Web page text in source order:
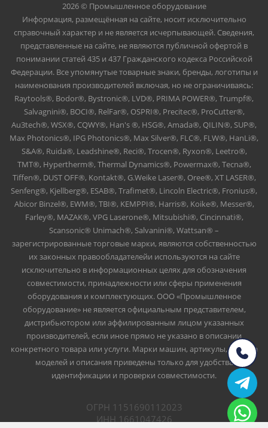
2026 © Промышленное оборудование
Информация, размещённая на сайте, носит исключительно
справочный характер и не является исчерпывающей. Сведения,
представленные на сайте, не являются публичной офертой в
понимании статей 435 и 437 Гражданского кодекса Российской
Федерации. Все упомянутые товарные знаки, бренды, логотипы и
наименования производителей включая, но не ограничиваясь:
Raytools®, Bodor®, Bystronic®, LVD®, PRIMA POWER®, Trumpf®,
Salvagnini®, BOCI®, RelFar®, OSPRI®, Precitec®, ProCutter®,
Au3tech®, WSX®, CQWY®, Han's ®, HSG®, Amada®, QILIN®, SUP®,
Max Photonics®, IPG Photonics®, Max Silver®, FLC®, FLW®, HanLi®,
S&A®, Ruida®, Leadshine®, Reci®, Trocen®, Ryxon®, Leetro®,
TMT®, Hypertherm®, Thermal Dynamics®, Powermax®, Tecna®,
Tiffen®, DUST OFF®, Kontakt®, G.Weike Laser®, Oree®, XT LASER®,
Senfeng®, Kjellberg®, ESAB®, Trafimet®, Lincoln Electric®, Fronius®,
Abicor Binzel®, EWM®, TBI®, KEMPPI®, Harris®, Koike®, Messer®,
Farley®, MAZAK®, VPG Laserone®, Mitsubishi®, Cincinnati®,
Scansonic® Unimach®, Salvanini®, Wattsan® –
зарегистрированные торговые марки, являются собственностью
их законных правообладателейи используются на сайте
исключительно в информационных целях для обозначения
совместимости, принадлежности или сферы применения
оборудования и комплектующих. ООО «Промышленное
оборудование» не является официальным представителем,
дистрибьютором или аффилированным лицом указанных
производителей, если иное прямо не указано в описании
конкретного товара или услуги. Марки машин, артикулы, номера
моделей и описания приведены только для удобства
идентификации и проверки совместимости.
ОГРН 1151690112023
ИНН 1661047426